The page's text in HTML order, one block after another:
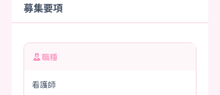
募集要項
職種
看護師